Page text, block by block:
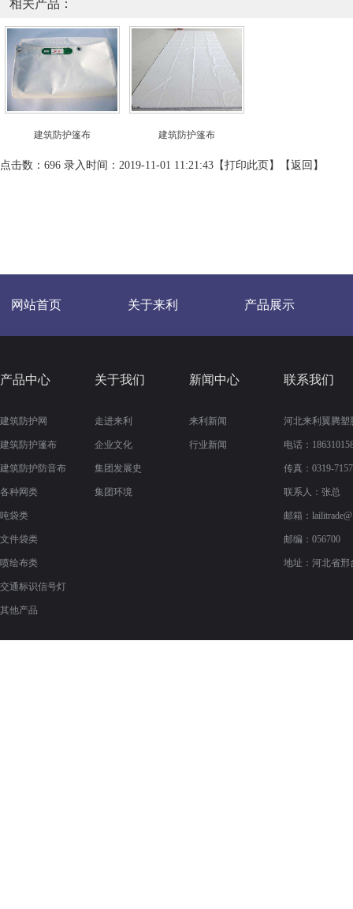
相关产品：
建筑防护篷布 建筑防护篷布
点击数：696 录入时间：2019-11-01 11:21:43【打印此页 】【返回 】
网站首页 关于来利 产品展示
产品中心
建筑防护网
建筑防护篷布
建筑防护防音布
各种网类
吨袋类
文件袋类
喷绘布类
交通标识信号灯
其他产品
关于我们
走进来利
企业文化
集团发展史
集团环境
新闻中心
来利新闻
行业新闻
联系我们
河北来利翼腾塑
电话：
传真： 0319-
联系人：张总
邮箱：
邮编：056700
地址：河北省邢